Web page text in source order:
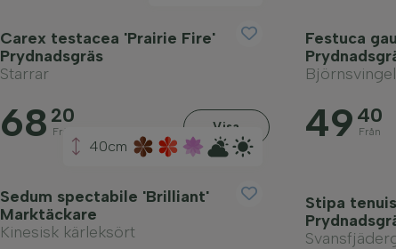
Carex testacea 'Prairie Fire'
Prydnadsgräs
Starrar
68 20
Från Visa
Festuca
Björnsvingel
49 40
Från
40cm
Sedum spectabile 'Brilliant'
Marktäckare
Kinesisk kärleksört
Stipa